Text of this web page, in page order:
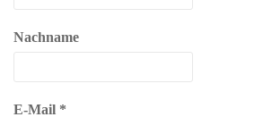
Nachname
E-Mail *